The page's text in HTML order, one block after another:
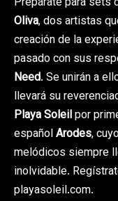
Oliva, dos artistas
creación de la
pasado con sus
Need. Se unirán a
llevará su
Playa Soleilpor
españolArodes,
melódicos siempre
inolvidable.
playasoleil.com.